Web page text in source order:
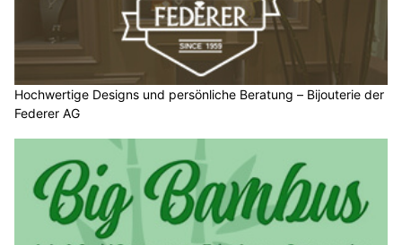
Hochwertige Designs und persönliche Beratung – Bijouterie der
Federer AG